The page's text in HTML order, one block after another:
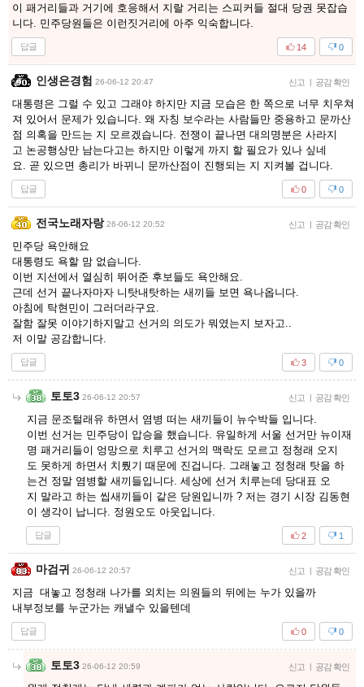
이 패거리들과 거기에 호응해서 지랄 거리는 스피커들 절대 당권 못잡습
니다. 민주당원들은 이런짓거리에 아주 익숙합니다.
답글 0
14
인생은경험 26-06-12 20:47 신고 공감 확인
대통령은 그럴 수 있고 그래야 하지만 지금 모습은 한 쪽으로 너무 치우쳐
져 있어서 문제가 있습니다. 왜 자칭 보수라는 사람들만 중용하고 문까산
점 의혹을 만드는 지 모르겠습니다. 전쟁이 끝나면 대의명분은 사라지
고 논공행상만 남는다고는 하지만 이렇게 까지 할 필요가 있나 싶네
요. 곧 있으면 총리가 바뀌니 문까산점이 진행되는 지 지켜볼 겁니다.
답글 0
0
전국노래자랑 26-06-12 20:52 신고 공감 확인
민주당 욕안해요
대통령도 욕할 맘 없습니다.
이번 지선에서 열심히 뛰어준 후보들도 욕안해요.
근데 선거 끝나자마자 니탓내탓하는 새끼들 보면 욕나옵니다.
아침에 탁현민이 그러더라구요.
잘함 잘못 이야기하지말고 선거의 의도가 뭐였는지 보자고..
저 이말 공감합니다.
답글 0
3
토토3 26-06-12 20:57 신고 공감 확인
지금 문조털래유 하면서 염병 떠는 새끼들이 뉴수박들 입니다.
이번 선거는 민주당이 압승을 했습니다. 유일하게 서울 선거만 뉴이재
명 패거리들이 엉망으로 치루고 선거의 맥락도 모르고 정청래 오지
도 못하게 하면서 치뤘기 때문에 진겁니다. 그래놓고 정청래 탓을 하
는건 정말 염병할 새끼들입니다. 세상에 선거 치루는데 당대표 오
지 말라고 하는 씹새끼들이 같은 당원입니까 ? 저는 경기 시장 김동현
이 생각이 납니다. 정원오도 아웃입니다.
답글 1
2
마검귀 26-06-12 20:57 신고 공감 확인
지금 대놓고 정청래 나가를 외치는 의원들의 뒤에는 누가 있을까
내부정보를 누군가는 캐낼수 있을텐데
답글 0
0
토토3 26-06-12 20:59 신고 공감 확인